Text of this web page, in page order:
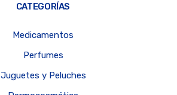
CATEGORÍAS
Medicamentos
Perfumes
Juguetes y Peluches